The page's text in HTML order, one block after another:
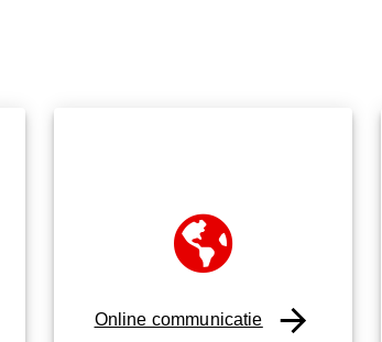
Online communicatie